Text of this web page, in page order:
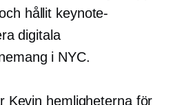
hållit keynote-
digitala
i NYC.
Kevin hemligheterna för